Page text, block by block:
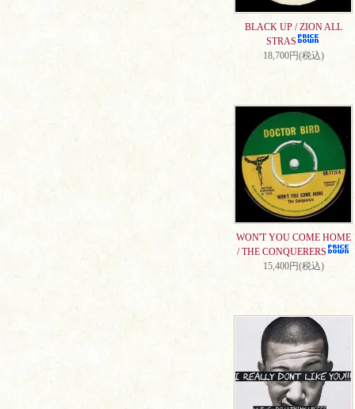
BLACK UP / ZION ALL
STRAS
18,700円(税込)
WON'T YOU COME HOME
/ THE CONQUERERS
15,400円(税込)